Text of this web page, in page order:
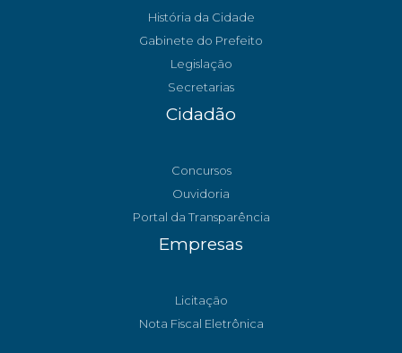
História da Cidade
Gabinete do Prefeito
Legislação
Secretarias
Cidadão
Concursos
Ouvidoria
Portal da Transparência
Empresas
Licitação
Nota Fiscal Eletrônica